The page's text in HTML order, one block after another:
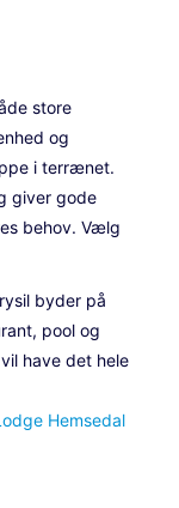
store
og
i terrænet.
giver gode
behov. Vælg
byder på
pool og
have det hele
Hemsedal